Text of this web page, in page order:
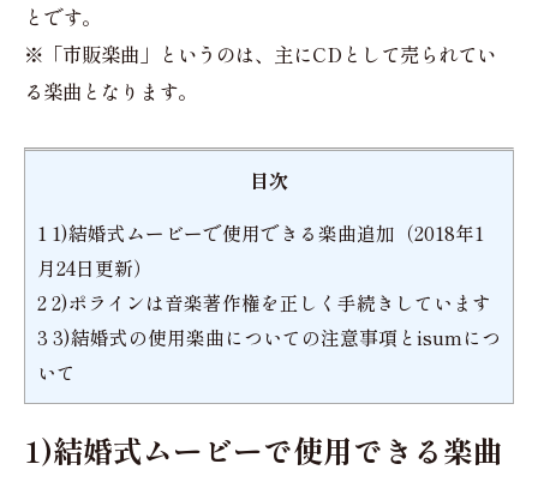
とです。
※「市販楽曲」というのは、主にCDとして売られてい
る楽曲となります。
目次
1 1)結婚式ムービーで使用できる楽曲追加（2018年1
月24日更新）
22)ポラインは音楽著作権を正しく手続きしています
3 3)結婚式の使用楽曲についての注意事項とisumにつ
いて
1)結婚式ムービーで使用できる楽曲